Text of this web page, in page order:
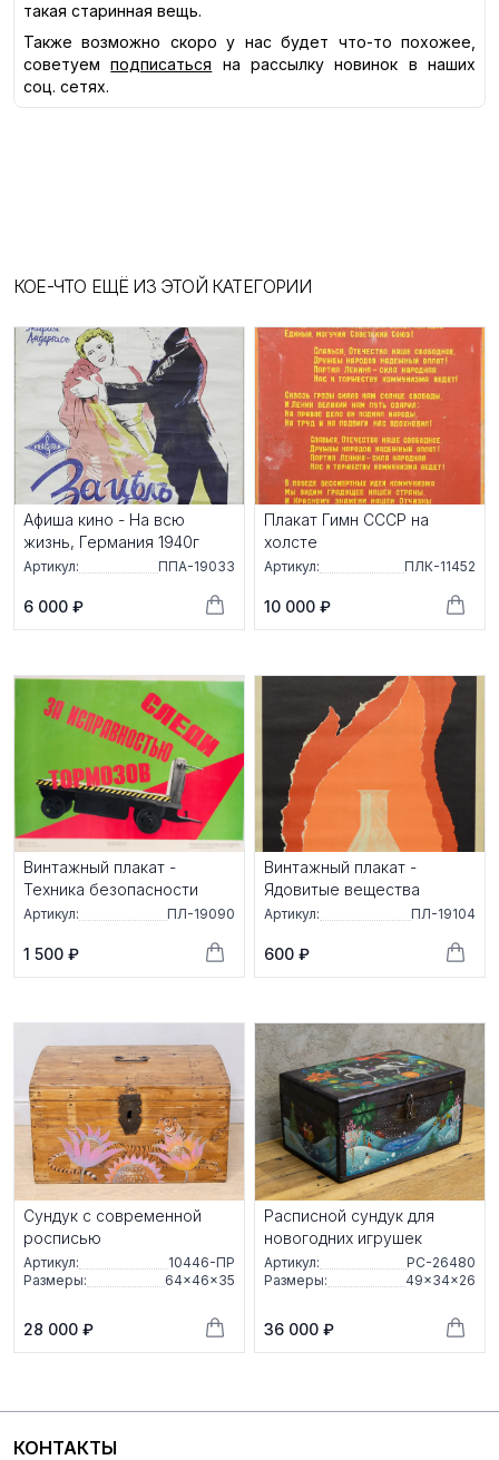
такая старинная вещь.
Также возможно скоро у нас будет что-то похожее,
советуем
подписаться
на рассылку новинок в наших
соц. сетях.
КОЕ-ЧТО ЕЩЁ ИЗ ЭТОЙ КАТЕГОРИИ
Афиша кино - На всю
жизнь, Германия 1940г
Артикул: ППА-19033
6 000 ₽
Плакат Гимн СССР на
холсте
Артикул: ПЛК-11452
10 000 ₽
Винтажный плакат -
Техника безопасности
Артикул: ПЛ-19090
1 500 ₽
Винтажный плакат -
Ядовитые вещества
Артикул: ПЛ-19104
600 ₽
Сундук с современной
росписью
Артикул:
10446-ПР
Размеры:
64×46×35
28 000 ₽
Расписной сундук для
новогодних игрушек
Артикул:
РС-26480
Размеры:
49×34×26
36 000 ₽
КОНТАКТЫ